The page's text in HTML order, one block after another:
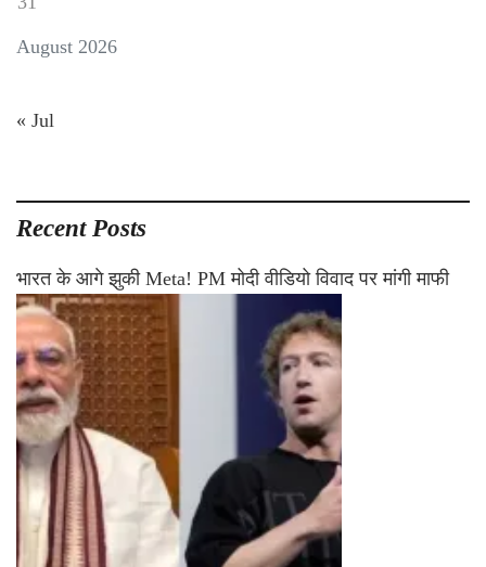
August 2026
« Jul
Recent Posts
भारत के आगे झुकी Meta! PM मोदी वीडियो विवाद पर मांगी माफी